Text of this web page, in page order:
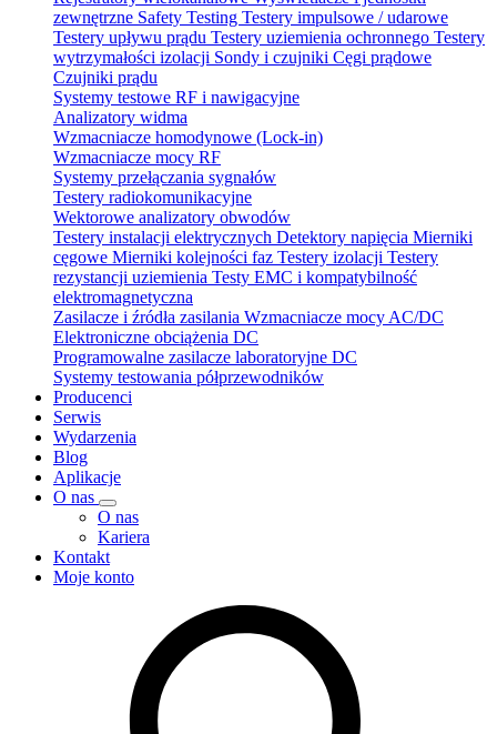
zewnętrzne Safety Testing Testery impulsowe / udarowe
Testery upływu prądu Testery uziemienia ochronnego Testery
wytrzymałości izolacji Sondy i czujniki Cęgi prądowe
Czujniki prądu
Systemy testowe RF i nawigacyjne
Analizatory widma
Wzmacniacze homodynowe (Lock‑in)
Wzmacniacze mocy RF
Systemy przełączania sygnałów
Testery radiokomunikacyjne
Wektorowe analizatory obwodów
Testery instalacji elektrycznych Detektory napięcia Mierniki
cęgowe Mierniki kolejności faz Testery izolacji Testery
rezystancji uziemienia Testy EMC i kompatybilność
elektromagnetyczna
Zasilacze i źródła zasilania Wzmacniacze mocy AC/DC
Elektroniczne obciążenia DC
Programowalne zasilacze laboratoryjne DC
Systemy testowania półprzewodników
Producenci
Serwis
Wydarzenia
Blog
Aplikacje
O nas
O nas
Kariera
Kontakt
Moje konto